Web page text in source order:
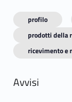
profilo
prodotti della
ricevimento e
Avvisi